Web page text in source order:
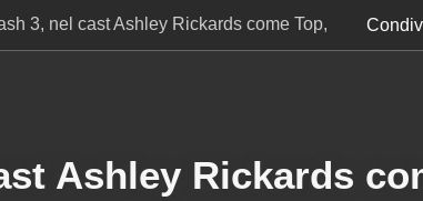
3, nel cast Ashley Rickards come Top,
Ashley Rickards